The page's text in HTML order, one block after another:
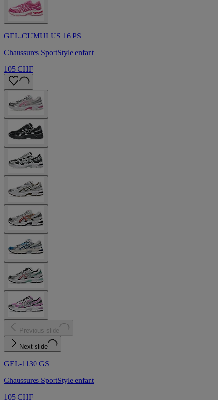
GEL-CUMULUS 16 PS
Chaussures SportStyle enfant
105 CHF
Previous slide
Next slide
GEL-1130 GS
Chaussures SportStyle enfant
105 CHF